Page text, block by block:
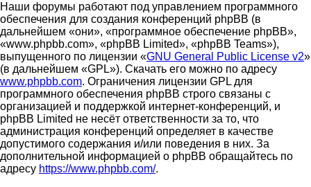
Наши форумы работают под управлением программного
обеспечения для создания конференций phpBB (в
дальнейшем «они», «программное обеспечение phpBB»,
«www.phpbb.com», «phpBB Limited», «phpBB Teams»),
выпущенного по лицензии «GNU General Public License v2»
(в дальнейшем «GPL»). Скачать его можно по адресу
www.phpbb.com. Ограничения лицензии GPL для
программного обеспечения phpBB строго связаны с
организацией и поддержкой интернет-конференций, и
phpBB Limited не несёт ответственности за то, что
администрация конференций определяет в качестве
допустимого содержания и/или поведения в них. За
дополнительной информацией о phpBB обращайтесь по
адресу https://www.phpbb.com/.